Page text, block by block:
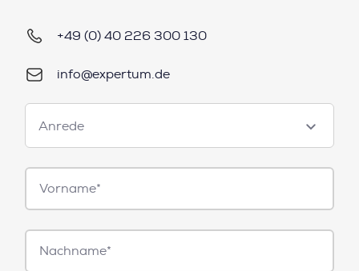
+49 (0) 40 226 300 130
info@expertum.de
Anrede
Anrede
Vorname*
Nachname*